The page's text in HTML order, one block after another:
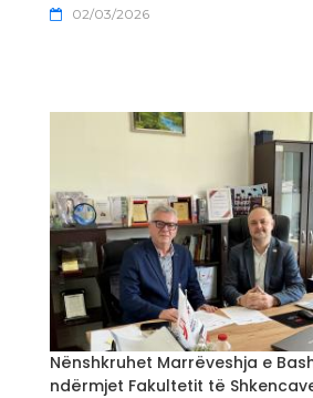
02/03/2026
Nënshkruhet Marrëveshja e
ndërmjet Fakultetit të